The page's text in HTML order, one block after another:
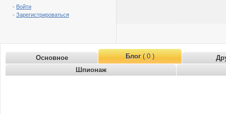
- Войти
- Зарегистрироваться
Основное Блог( 0 )
Шпионаж